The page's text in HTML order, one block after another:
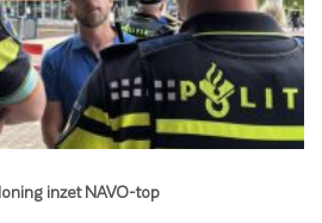
inzet NAVO-top